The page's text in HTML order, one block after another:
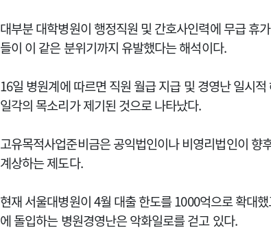
대부분 대학병원이 행정직원 및 간호사인력에 무급 휴
들이 이 같은 분위기까지 유발했다는 해석이다.
16일 병원계에 따르면 직원 월급 지급 및 경영난 일시
일각의 목소리가 제기된 것으로 나타났다.
고유목적사업준비금은 공익법인이나 비영리법인이
계상하는 제도다.
현재 서울대병원이 4월 대출 한도를 1000억으로 확대
에 돌입하는 병원경영난은 악화일로를 걷고 있다.